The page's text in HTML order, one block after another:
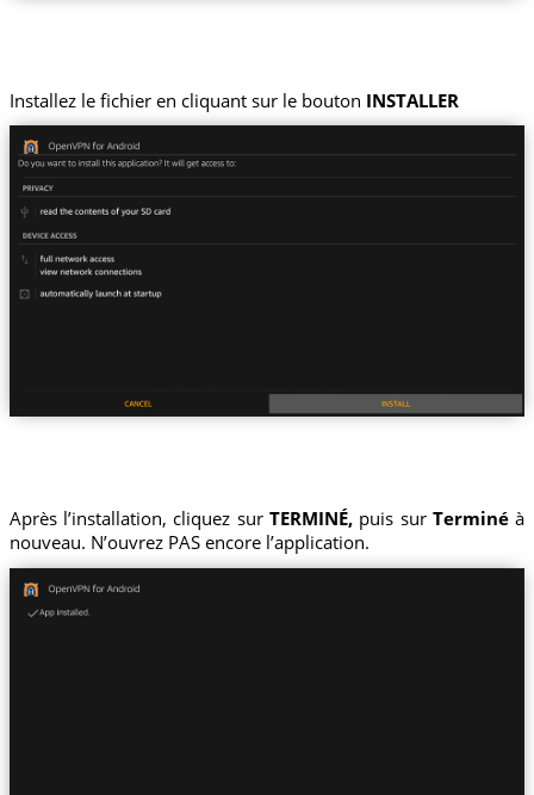
Installez le fichier en cliquant sur le bouton INSTALLER
Après l’installation, cliquez sur TERMINÉ, puis surTerminé à
nouveau. N’ouvrez PAS encore l’application.